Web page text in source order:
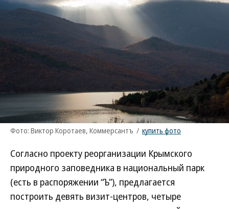
Фото: Виктор Коротаев, Коммерсантъ / купить фото
Согласно проекту реорганизации Крымского
природного заповедника в национальный парк
(есть в распоряжении “Ъ”), предлагается
построить девять визит-центров, четыре